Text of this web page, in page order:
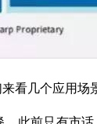
看几个应用场